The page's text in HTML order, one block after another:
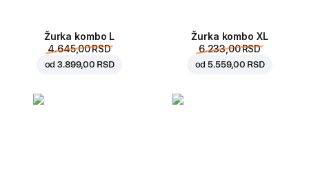
Žurka kombo L
4.645,00 RSD
od3.899,00 RSD
Žurka kombo XL
6.233,00 RSD
od5.559,00 RSD